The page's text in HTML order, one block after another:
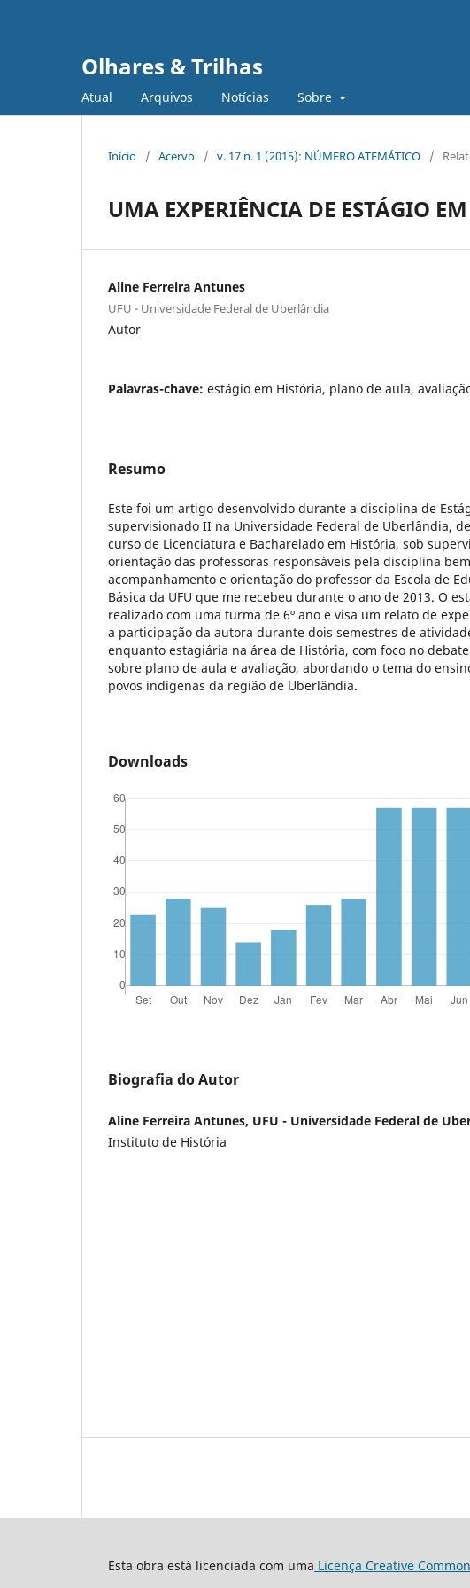
Olhares & Trilhas
Atual Arquivos Notícias Sobre
Início / Acervo / v. 17 n. 1 (2015): NÚMERO ATEMÁTICO /
UMA EXPERIÊNCIA DE ESTÁGIO
Aline Ferreira Antunes
UFU - Universidade Federal de Uberlândia
Autor
Palavras-chave: estágio em História, plano de aula,
Resumo
Este foi um artigo desenvolvido durante a disciplina de
supervisionado II na Universidade Federal de Uberlândia,
curso de Licenciatura e Bacharelado em História, sob
orientação das professoras responsáveis pela disciplina
acompanhamento e orientação do professor da Escola de
Básica da UFU que me recebeu durante o ano de 2013. O
realizado com uma turma de 6º ano e visa um relato de
a participação da autora durante dois semestres de
enquanto estagiária na área de História, com foco no
sobre plano de aula e avaliação, abordando o tema do
povos indígenas da região de Uberlândia.
Downloads
Biografia do Autor
Aline Ferreira Antunes, UFU - Universidade Federal de
Instituto de História
Esta obra está licenciada com uma Licença Creative